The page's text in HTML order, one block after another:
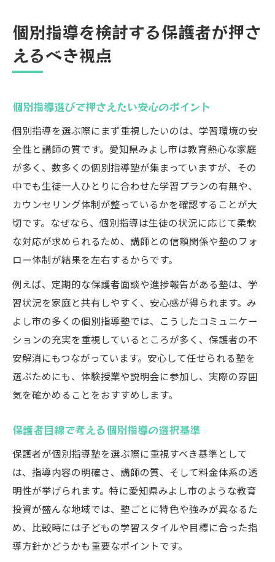
個別指導を検討する保護者が押さ
えるべき視点
個別指導選びで押さえたい安心のポイント
個別指導を選ぶ際にまず重視したいのは、学習環境の安
全性と講師の質です。愛知県みよし市は教育熱心な家庭
が多く、数多くの個別指導塾が集まっていますが、その
中でも生徒一人ひとりに合わせた学習プランの有無や、
カウンセリング体制が整っているかを確認することが大
切です。なぜなら、個別指導は生徒の状況に応じて柔軟
な対応が求められるため、講師との信頼関係や塾のフォ
ロー体制が結果を左右するからです。
例えば、定期的な保護者面談や進捗報告がある塾は、学
習状況を家庭と共有しやすく、安心感が得られます。み
よし市の多くの個別指導塾では、こうしたコミュニケー
ションの充実を重視しているところが多く、保護者の不
安解消にもつながっています。安心して任せられる塾を
選ぶためにも、体験授業や説明会に参加し、実際の雰囲
気を確かめることをおすすめします。
保護者目線で考える個別指導の選択基準
保護者が個別指導塾を選ぶ際に重視すべき基準として
は、指導内容の明確さ、講師の質、そして料金体系の透
明性が挙げられます。特に愛知県みよし市のような教育
投資が盛んな地域では、塾ごとに特色や強みが異なるた
め、比較時には子どもの学習スタイルや目標に合った指
導方針かどうかも重要なポイントです。